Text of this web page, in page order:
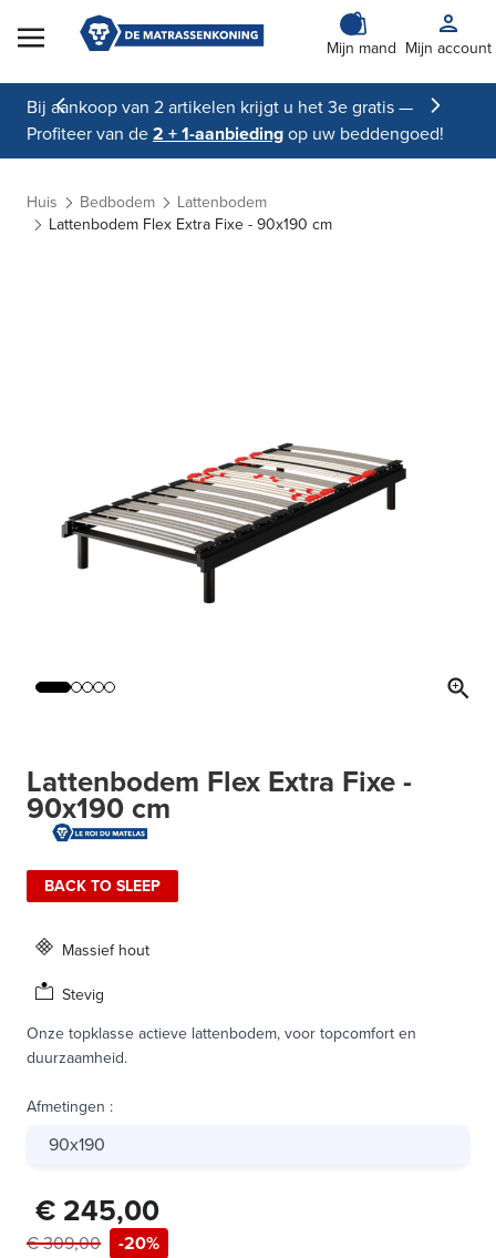
Skip to Content
Mijn mand Mijn account
Bij aankoop van 2 artikelen krijgt u het 3e gratis —
Profiteer van de2 + 1-aanbiedingop uw beddengoed!
Huis Bedbodem
Lattenbodem
Lattenbodem Flex Extra Fixe - 90x190 cm
Lattenbodem Flex Extra Fixe -
90x190 cm
BACK TO SLEEP
Massief hout
Stevig
Onze topklasse actieve lattenbodem, voor topcomfort en
duurzaamheid.
Afmetingen :
90x190
€ 245,00
€ 309,00 -20%